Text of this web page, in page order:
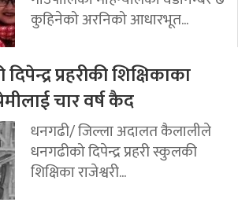
कुहिनेको अरनिको आधारभूत...
प्रहरीकी शिक्षिकाका
चार वर्ष कैद
धनगढी/ जिल्ला अदालत कैलालीले
धनगढीको दिपेन्द्र प्रहरी स्कुलकी
शिक्षिका राजेश्वरी...